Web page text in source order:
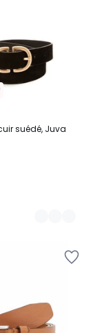
suédé, Juva